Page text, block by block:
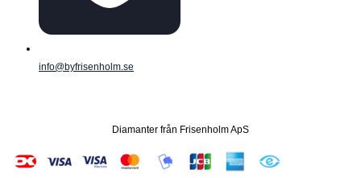
info@byfrisenholm.se
Diamanter från Frisenholm ApS